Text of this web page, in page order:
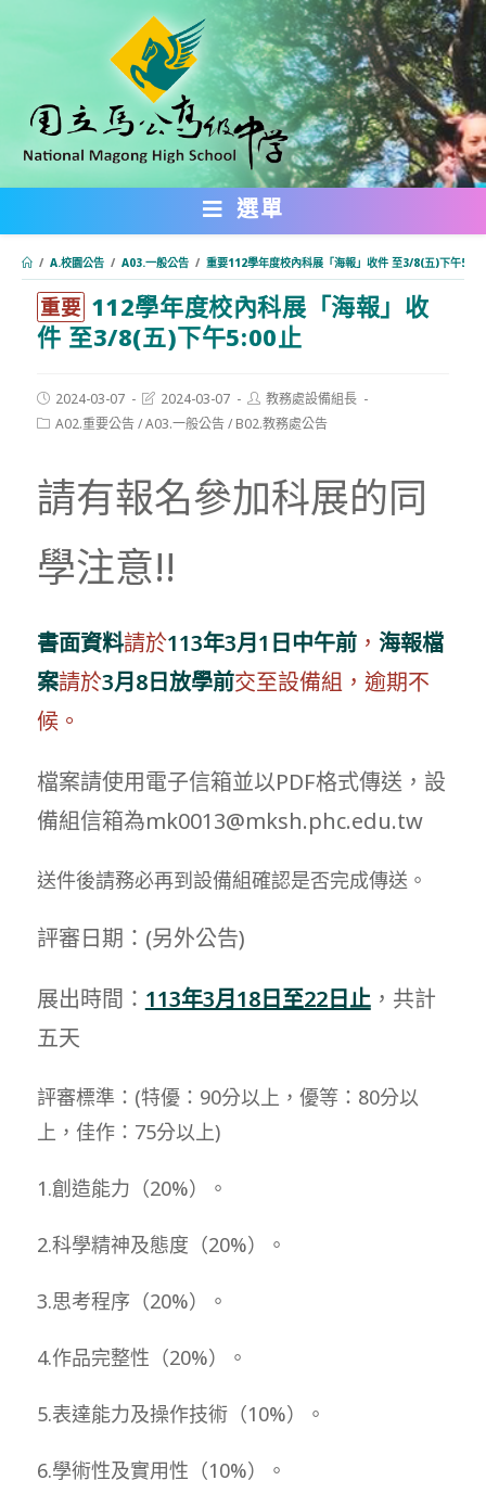
內
選單
/ A.校園公告 / A03.一般公告 / 重要112學年度校內科展「海報」收件 至3/8(五)下午5:00
重要 112學年度校內科展「海報」收
件 至3/8(五)下午5:00止
Post
published:
2024-03-07
Post
modified:
2024-03-07
Post
author:
教務處設備組長
PostA02.重要公告/A03.一般公告/ B02.教務處公告
請有報名參加科展的同
學注意!!
書面資料請於113年3月1日中午前， 海報檔
案請於3月8日放學前交至設備組，逾期不
候。
檔案請使用電子信箱並以PDF格式傳送，設
備組信箱為mk0013@mksh.phc.edu.tw
送件後請務必再到設備組確認是否完成傳送。
評審日期：(另外公告)
展出時間： 113年3月18日至22日止，共計
五天
評審標準：(特優：90分以上，優等：80分以
上，佳作：75分以上)
1.創造能力（20%）。
2.科學精神及態度（20%）。
3.思考程序（20%）。
4.作品完整性（20%）。
5.表達能力及操作技術（10%）。
6.學術性及實用性（10%）。